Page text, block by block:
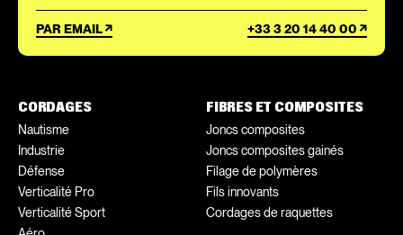
PAR EMAIL +33 3 20 14 40 00
CORDAGES
Nautisme
Industrie
Défense
Verticalité Pro
Verticalité Sport
FIBRES ET COMPOSITES
Joncs composites
Joncs composites gainés
Filage de polymères
Fils innovants
Cordages de raquettes